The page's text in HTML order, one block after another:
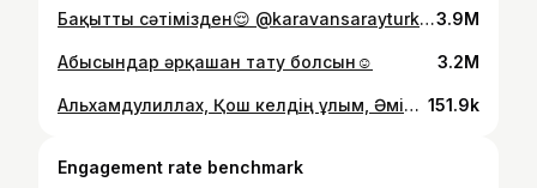
Бақытты сәтімізден😌 @karavansarayturkistan үлкен рахмет❤️3.9M
Абысындар әрқашан тату болсын☺️ 3.2M
Альхамдулиллах, Қош келдің ұлым, Әміре🥹❤️ 151.9k
Engagement rate benchmark